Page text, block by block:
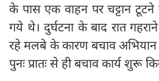
के पास एक वाहन पर चट्टान
गये थे। दुर्घटना के बाद रात
रहे मलबे के कारण बचाव अभियान
पुनः प्रातः से ही बचाव कार्य शुरू